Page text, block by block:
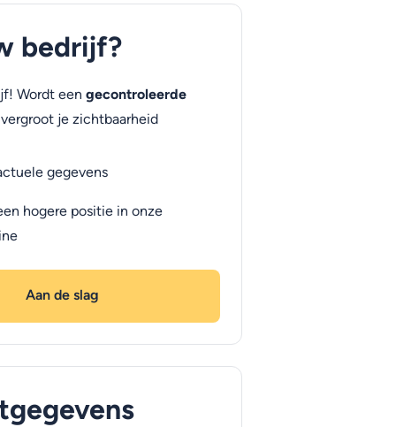
bedrijf?
Wordt een gecontroleerde
je zichtbaarheid
gegevens
hogere positie in onze
Aan de slag